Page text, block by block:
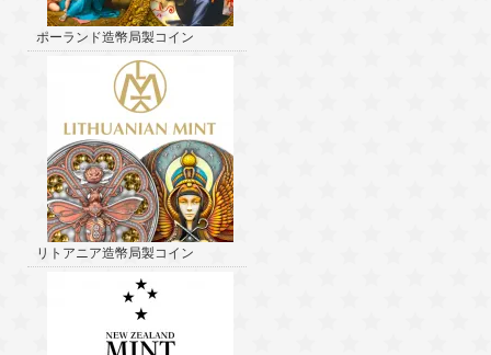
ポーランド造幣局製コイン
リトアニア造幣局製コイン